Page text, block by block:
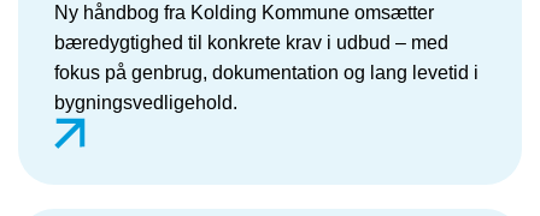
Ny håndbog fra Kolding Kommune omsætter
bæredygtighed til konkrete krav i udbud – med
fokus på genbrug, dokumentation og lang levetid i
bygningsvedligehold.